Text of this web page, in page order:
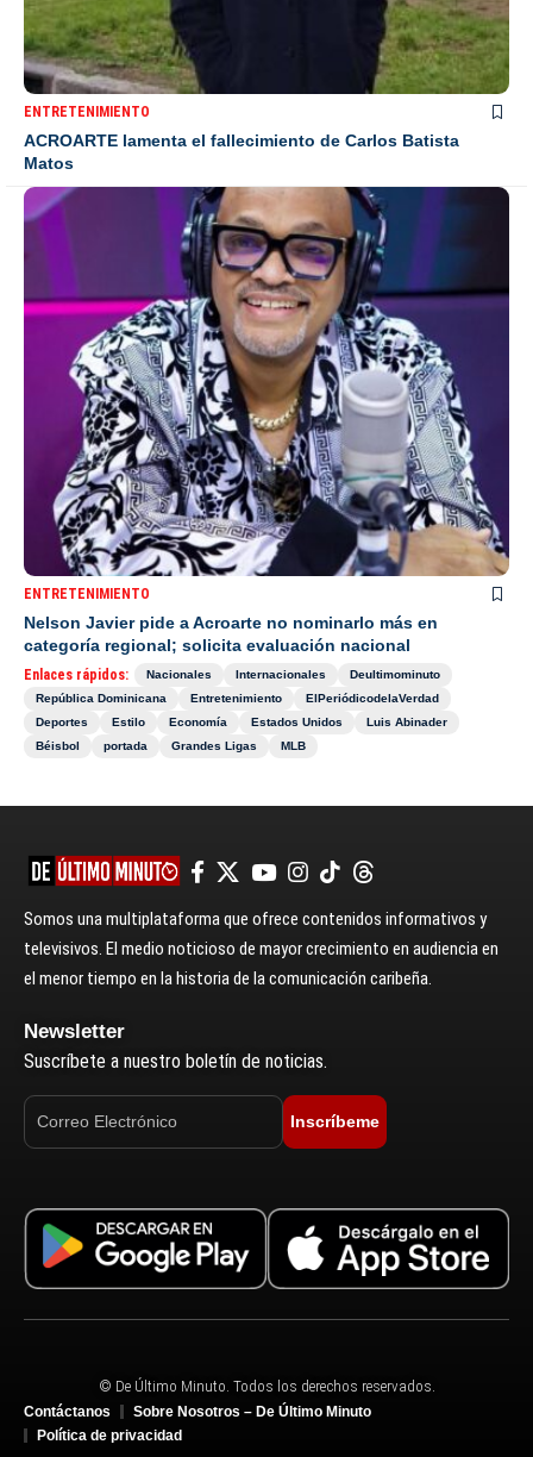
ENTRETENIMIENTO
ACROARTE lamenta el fallecimiento de Carlos Batista
Matos
ENTRETENIMIENTO
Nelson Javier pide a Acroarte no nominarlo más en
categoría regional; solicita evaluación nacional
Enlaces rápidos: Nacionales Internacionales
Deultimominuto
República Dominicana
Entretenimiento
ElPeriódicodelaVerdad
Deportes
Estilo Economía Estados Unidos
Luis Abinader
Béisbol
portada Grandes Ligas MLB
Somos una multiplataforma que ofrece contenidos informativos y
televisivos. El medio noticioso de mayor crecimiento en audiencia en
el menor tiempo en la historia de la comunicación caribeña.
Newsletter
Suscríbete a nuestro boletín de noticias.
Inscríbeme
© De Último Minuto. Todos los derechos reservados.
Contáctanos
Sobre Nosotros – De Último Minuto
Política de privacidad